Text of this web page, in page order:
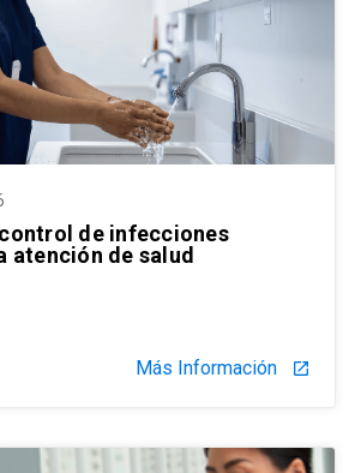
de infecciones
atención de salud
Más Información launch